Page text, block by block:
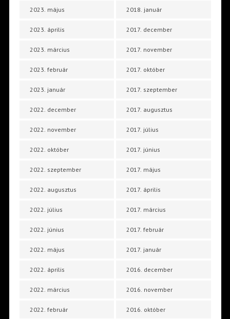
2023. május
2023. április
2023. március
2023. február
2023. január
2022. december
2022. november
2022. október
2022. szeptember
2022. augusztus
2022. július
2022. június
2022. május
2022. április
2022. március
2022. február
2018. január
2017. december
2017. november
2017. október
2017. szeptember
2017. augusztus
2017. július
2017. június
2017. május
2017. április
2017. március
2017. február
2017. január
2016. december
2016. november
2016. október